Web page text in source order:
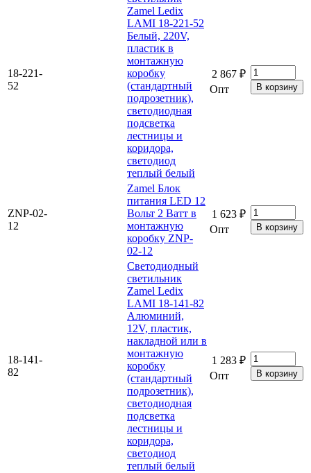
18-221-
52
Zamel Ledix
LAMI 18-221-52
Белый, 220V,
пластик в
монтажную
коробку
(стандартный
подрозетник),
светодиодная
подсветка
лестницы и
коридора,
светодиод
теплый белый
2 867 ₽
Опт
ZNP-02-
12
Zamel Блок
питания LED 12
Вольт 2 Ватт в
монтажную
коробку ZNP-
02-12
1 623 ₽
Опт
18-141-
82
Светодиодный
светильник
Zamel Ledix
LAMI 18-141-82
Алюминий,
12V, пластик,
накладной или в
монтажную
коробку
(стандартный
подрозетник),
светодиодная
подсветка
лестницы и
коридора,
светодиод
теплый белый
1 283 ₽
Опт